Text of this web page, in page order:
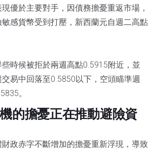
優於主要對手，因債務擔憂重返市場，
感貨幣受到打壓，新西蘭元自週二高點
時候被拒於兩週高點0.5915附近，並
易中回落至0.5850以下，空頭瞄準週
。
的擔憂正在推動避險資
政赤字不斷增加的擔憂重新浮現，導致